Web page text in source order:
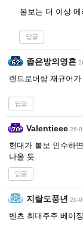
볼보는 더 이상 메
답글
좁은방의영혼
랜드로버랑 재규어
답글
Valentieee 26-
현대가 볼보 인수하
나올 듯.
답글
지랄도풍년 26-
벤츠 최대주주 베이